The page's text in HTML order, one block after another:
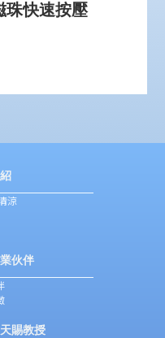
珠快速按壓
涼
伙伴
賜教授